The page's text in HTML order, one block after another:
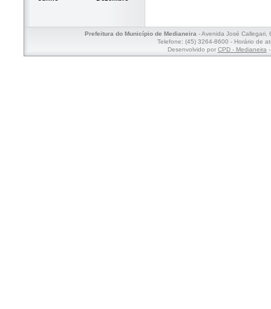
Prefeitura do Município de Medianeira- Avenida José Callegari,
Telefone: (45) 3264-8600 - Horário de
Desenvolvido por CPD - Medianeira-